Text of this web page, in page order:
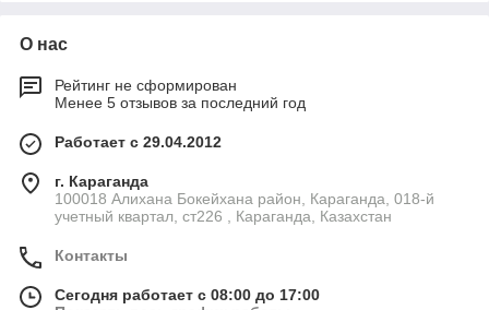
О нас
Рейтинг не сформирован
Менее 5 отзывов за последний год
Работает с 29.04.2012
г. Караганда
100018 Алихана Бокейхана район, Караганда, 018-й
учетный квартал, ст226 , Караганда, Казахстан
Контакты
Сегодня работает с 08:00 до 17:00